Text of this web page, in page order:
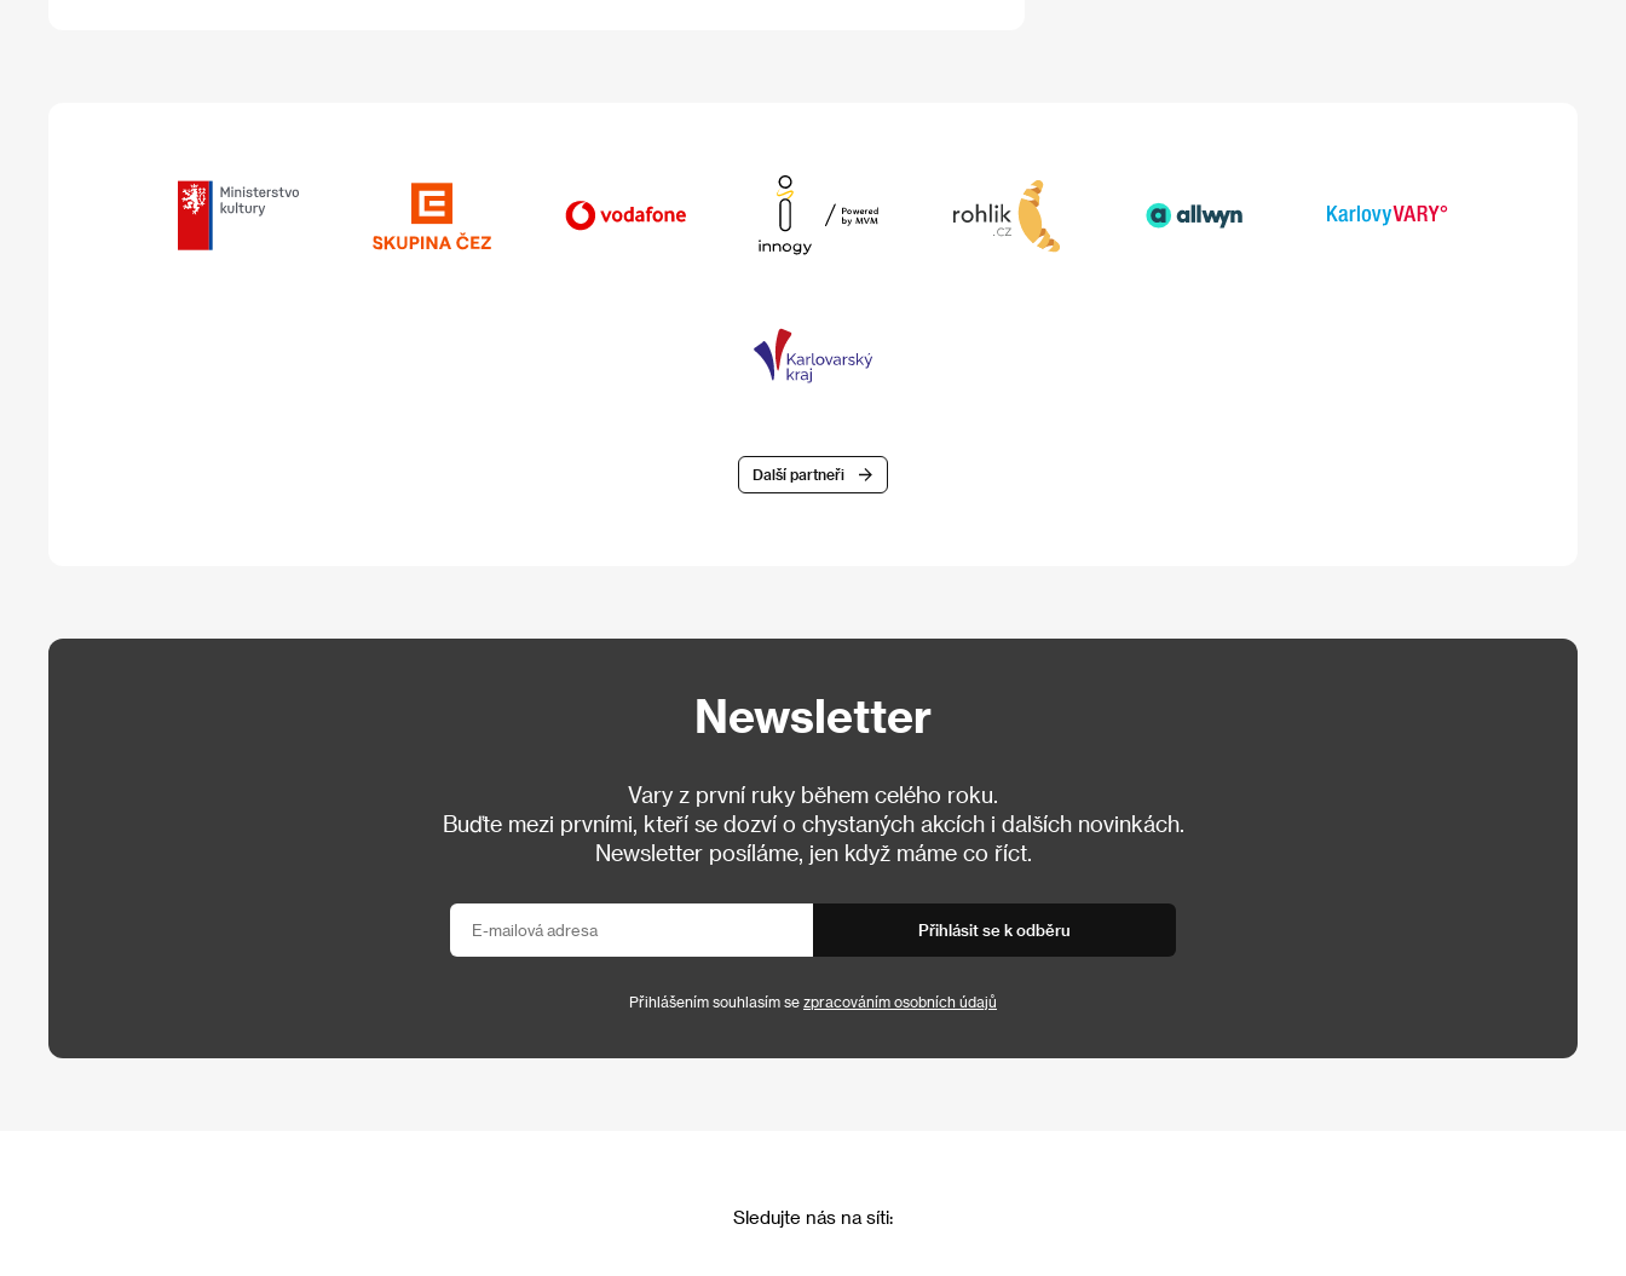
Další partneři
Newsletter
Vary z první ruky během celého roku.
Buďte mezi prvními, kteří se dozví o chystaných akcích i dalších novinkách.
Newsletter posíláme, jen když máme co říct.
Přihlásit se k odběru
Přihlášením souhlasím se zpracováním osobních údajů
Sledujte nás na síti: